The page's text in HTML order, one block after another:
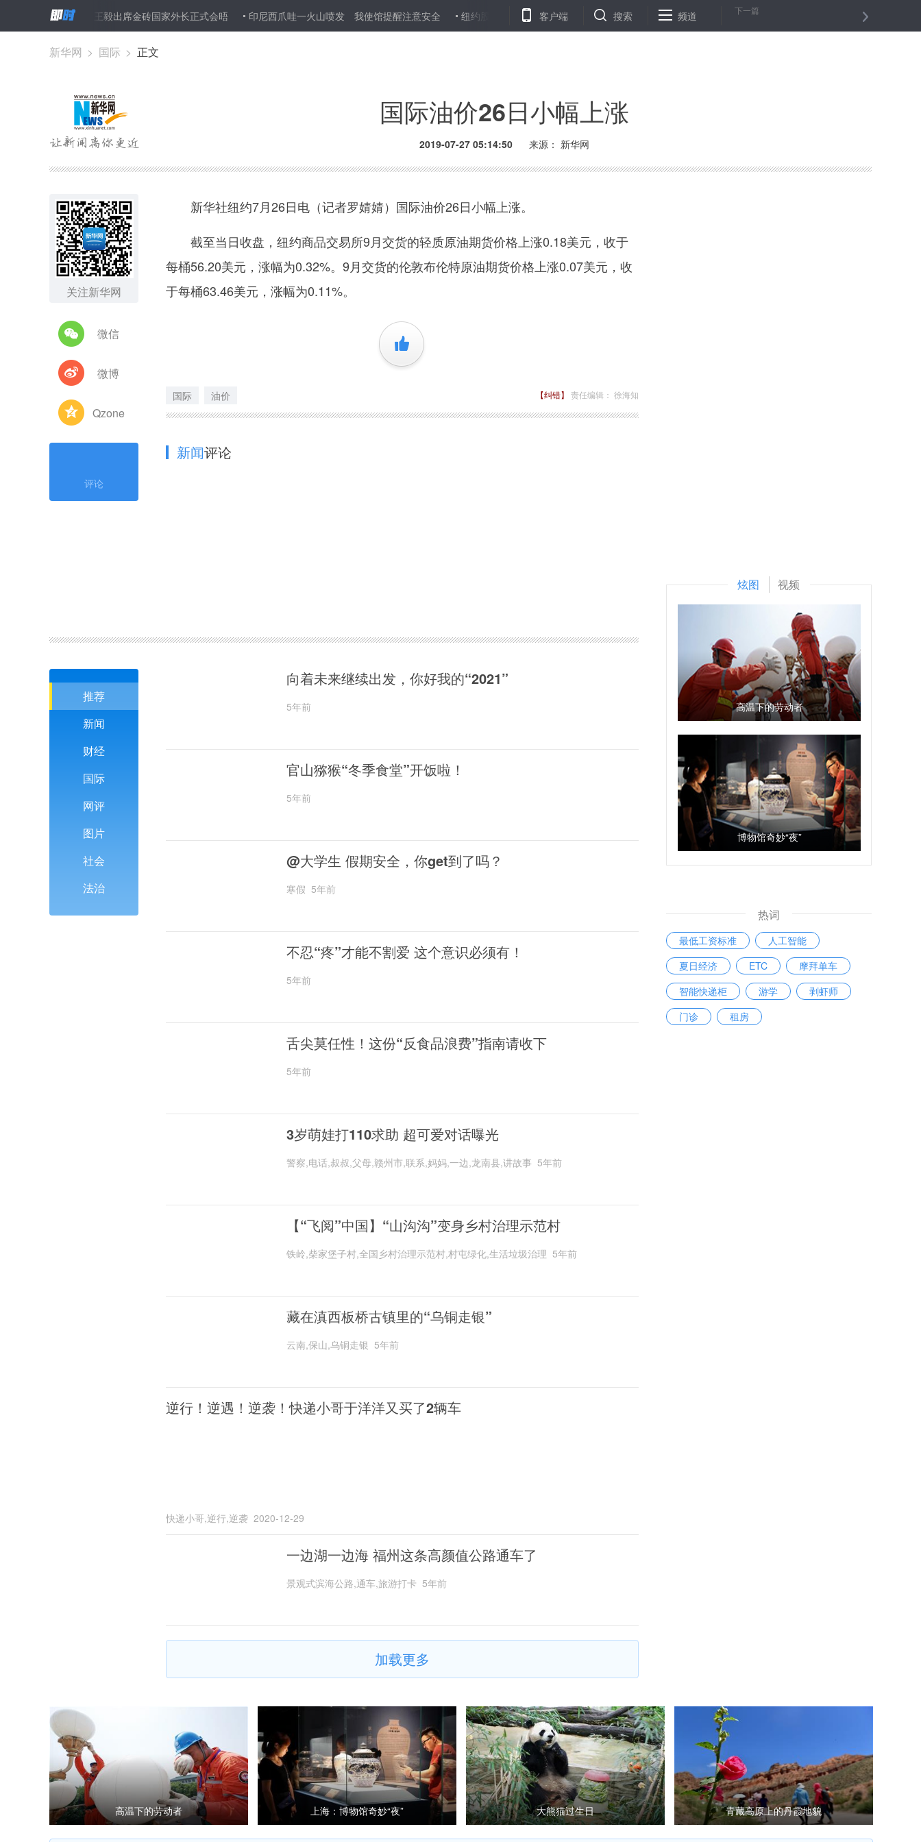
王毅出席金砖国家外长正式会晤 印尼西爪哇一火山喷发 我使馆提醒注意安全 纽约股市三大股指26日上涨 美元指数26日上涨 IMF计划10月4日前完成下任总裁遴选 纽约油价26日上
客户端 搜索 频道 下一篇
新华网 > 国际 > 正文
国际油价26日小幅上涨
2019-07-27 05:14:50 来源： 新华网
关注新华网
微信
微博
Qzone
评论
新华社纽约7月26日电（记者罗婧婧）国际油价26日小幅上涨。
截至当日收盘，纽约商品交易所9月交货的轻质原油期货价格上涨0.18美元，收于
每桶56.20美元，涨幅为0.32%。9月交货的伦敦布伦特原油期货价格上涨0.07美元，收
于每桶63.46美元，涨幅为0.11%。
+1
国际 油价 【纠错】 责任编辑： 徐海知
新闻评论
推荐
新闻
财经
国际
网评
图片
社会
法治
向着未来继续出发，你好我的“2021”
5年前
官山猕猴“冬季食堂”开饭啦！
5年前
@大学生 假期安全，你get到了吗？
寒假 5年前
不忍“疼”才能不割爱 这个意识必须有！
5年前
舌尖莫任性！这份“反食品浪费”指南请收下
5年前
3岁萌娃打110求助 超可爱对话曝光
警察,电话,叔叔,父母,赣州市,联系,妈妈,一边,龙南县,讲故事 5年前
【“飞阅”中国】“山沟沟”变身乡村治理示范村
铁岭,柴家堡子村,全国乡村治理示范村,村屯绿化,生活垃圾治理 5年前
藏在滇西板桥古镇里的“乌铜走银”
云南,保山,乌铜走银 5年前
逆行！逆遇！逆袭！快递小哥于洋洋又买了2辆车
快递小哥,逆行,逆袭 2020-12-29
一边湖一边海 福州这条高颜值公路通车了
景观式滨海公路,通车,旅游打卡 5年前
加载更多
炫图 视频
高温下的劳动者
博物馆奇妙“夜”
热词
最低工资标准
人工智能
夏日经济
ETC
摩拜单车
智能快递柜
游学
剥虾师
门诊
租房
高温下的劳动者 上海：博物馆奇妙“夜” 大熊猫过生日 青藏高原上的丹霞地貌